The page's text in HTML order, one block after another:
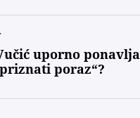
uporno ponavlja
poraz“?